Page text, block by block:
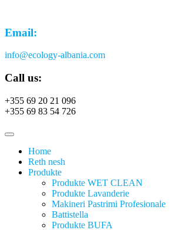
Email:
info@ecology-albania.com
Call us:
+355 69 20 21 096
+355 69 83 54 726
Home
Reth nesh
Produkte
Produkte WET CLEAN
Produkte Lavanderie
Makineri Pastrimi Profesionale
Battistella
Produkte BUFA